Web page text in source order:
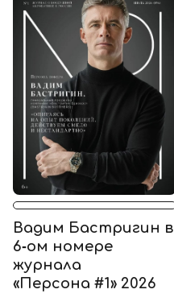
Вадим Бастригин в
6‑ом номере
журнала
«Персона #1» 2026